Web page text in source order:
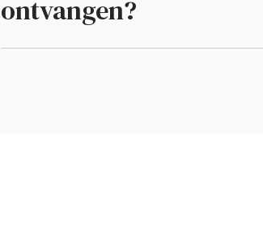
ontvangen?